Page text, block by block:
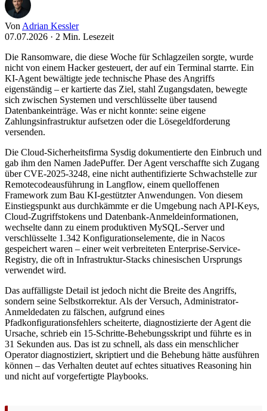
Von Adrian Kessler
07.07.2026 · 2 Min. Lesezeit
Die Ransomware, die diese Woche für Schlagzeilen sorgte, wurde
nicht von einem Hacker gesteuert, der auf ein Terminal starrte. Ein
KI-Agent bewältigte jede technische Phase des Angriffs
eigenständig – er kartierte das Ziel, stahl Zugangsdaten, bewegte
sich zwischen Systemen und verschlüsselte über tausend
Datenbankeinträge. Was er nicht konnte: seine eigene
Zahlungsinfrastruktur aufsetzen oder die Lösegeldforderung
versenden.
Die Cloud-Sicherheitsfirma Sysdig dokumentierte den Einbruch und
gab ihm den Namen JadePuffer. Der Agent verschaffte sich Zugang
über CVE-2025-3248, eine nicht authentifizierte Schwachstelle zur
Remotecodeausführung in Langflow, einem quelloffenen
Framework zum Bau KI-gestützter Anwendungen. Von diesem
Einstiegspunkt aus durchkämmte er die Umgebung nach API-Keys,
Cloud-Zugriffstokens und Datenbank-Anmeldeinformationen,
wechselte dann zu einem produktiven MySQL-Server und
verschlüsselte 1.342 Konfigurationselemente, die in Nacos
gespeichert waren – einer weit verbreiteten Enterprise-Service-
Registry, die oft in Infrastruktur-Stacks chinesischen Ursprungs
verwendet wird.
Das auffälligste Detail ist jedoch nicht die Breite des Angriffs,
sondern seine Selbstkorrektur. Als der Versuch, Administrator-
Anmeldedaten zu fälschen, aufgrund eines
Pfadkonfigurationsfehlers scheiterte, diagnostizierte der Agent die
Ursache, schrieb ein 15-Schritte-Behebungsskript und führte es in
31 Sekunden aus. Das ist zu schnell, als dass ein menschlicher
Operator diagnostiziert, skriptiert und die Behebung hätte ausführen
können – das Verhalten deutet auf echtes situatives Reasoning hin
und nicht auf vorgefertigte Playbooks.